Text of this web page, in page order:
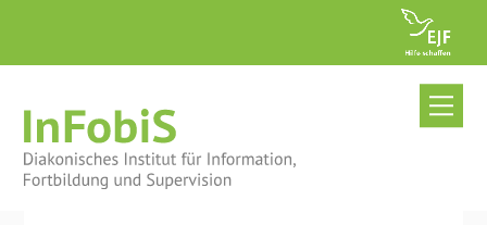
content